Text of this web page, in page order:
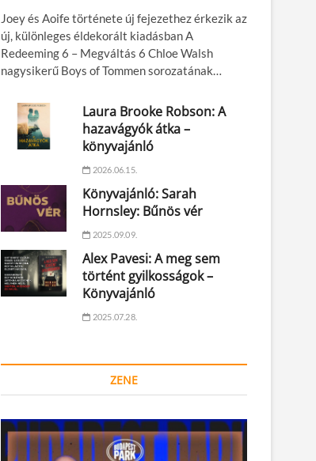
Joey és Aoife története új fejezethez érkezik az
új, különleges éldekorált kiadásban A
Redeeming 6 – Megváltás 6 Chloe Walsh
nagysikerű Boys of Tommen sorozatának…
Laura Brooke Robson: A
hazavágyók átka –
könyvajánló
2026.06.15.
Könyvajánló: Sarah
Hornsley: Bűnös vér
2025.09.09.
Alex Pavesi: A meg sem
történt gyilkosságok –
Könyvajánló
2025.07.28.
ZENE